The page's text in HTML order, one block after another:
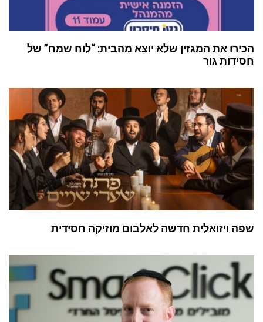
הכירו את המגזין שלא יוצא מהבית: “לוח שמח” של
חסידות גור
שפה ויזואלית חדשה לאלבום מוזיקה חסידית